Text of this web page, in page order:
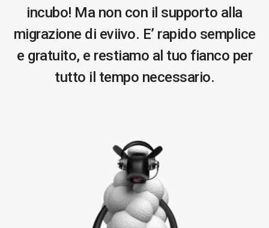
incubo! Ma non con il supporto alla
migrazione di eviivo. E’ rapido semplice
e gratuito, e restiamo al tuo fianco per
tutto il tempo necessario.